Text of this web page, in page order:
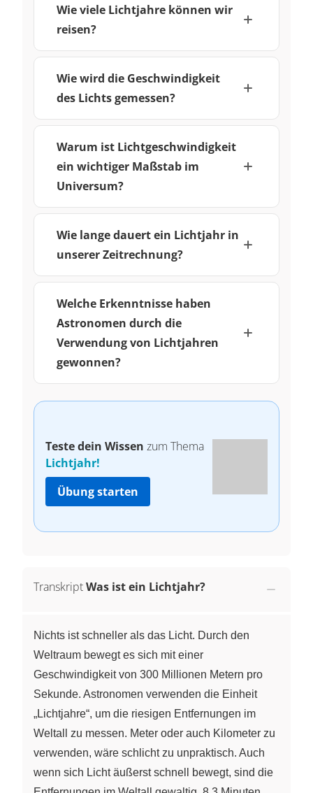
Wie viele Lichtjahre können wir
reisen?
Wie wird die Geschwindigkeit
des Lichts gemessen?
Warum ist Lichtgeschwindigkeit
ein wichtiger Maßstab im
Universum?
Wie lange dauert ein Lichtjahr in
unserer Zeitrechnung?
Welche Erkenntnisse haben
Astronomen durch die
Verwendung von Lichtjahren
gewonnen?
Teste dein Wissen zum Thema
Lichtjahr!
Übung starten
TranskriptWas ist ein Lichtjahr?
Nichts ist schneller als das Licht. Durch den
Weltraum bewegt es sich mit einer
Geschwindigkeit von 300 Millionen Metern pro
Sekunde. Astronomen verwenden die Einheit
„Lichtjahre“, um die riesigen Entfernungen im
Weltall zu messen. Meter oder auch Kilometer zu
verwenden, wäre schlicht zu unpraktisch. Auch
wenn sich Licht äußerst schnell bewegt, sind die